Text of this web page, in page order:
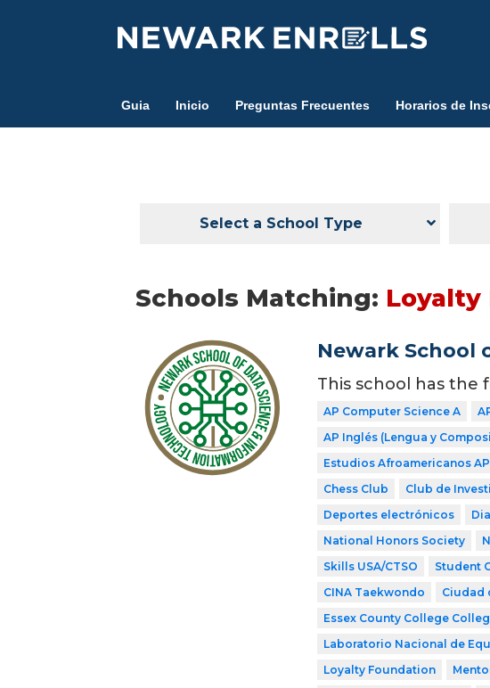
Guia Inicio Preguntas Frecuentes Horarios de
Select a School Type
Schools Matching: Loyalty
Newark School
This school has the
AP Computer Science A
AP Inglés (Lengua y
Estudios Afroamericanos AP
Chess Club
Club de
Deportes electrónicos
National Honors Society
Skills USA/CTSO
Student
CINA Taekwondo
Ciudad
Essex County College
Laboratorio Nacional de
Loyalty Foundation